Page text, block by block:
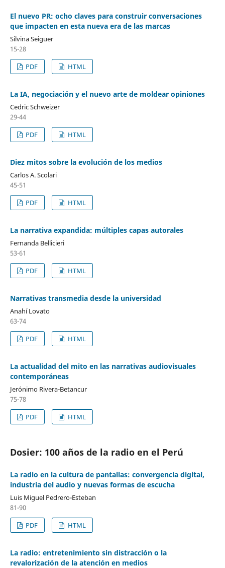
El nuevo PR: ocho claves para construir conversaciones
que impacten en esta nueva era de las marcas
Silvina Seiguer
15-28
PDF
HTML
La IA, negociación y el nuevo arte de moldear opiniones
Cedric Schweizer
29-44
PDF
HTML
Diez mitos sobre la evolución de los medios
Carlos A. Scolari
45-51
PDF
HTML
La narrativa expandida: múltiples capas autorales
Fernanda Bellicieri
53-61
PDF
HTML
Narrativas transmedia desde la universidad
Anahí Lovato
63-74
PDF
HTML
La actualidad del mito en las narrativas audiovisuales
contemporáneas
Jerónimo Rivera-Betancur
75-78
PDF
HTML
Dosier: 100 años de la radio en el Perú
La radio en la cultura de pantallas: convergencia digital,
industria del audio y nuevas formas de escucha
Luis Miguel Pedrero-Esteban
81-90
PDF
HTML
La radio: entretenimiento sin distracción o la
revalorización de la atención en medios